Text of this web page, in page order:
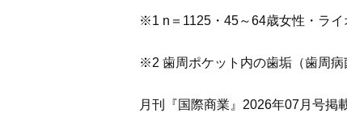
※1 n＝1125・45～64歳女性・ラ
※2 歯周ポケット内の歯垢（歯周病
月刊『国際商業』2026年07月号掲